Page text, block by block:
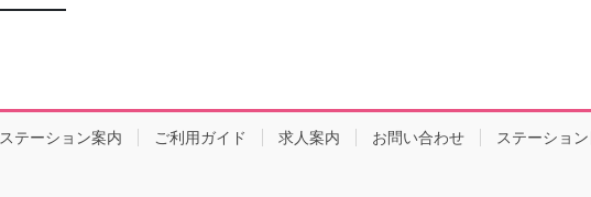
ステーション案内 ご利用ガイド 求人案内 お問い合わせ ステーショ